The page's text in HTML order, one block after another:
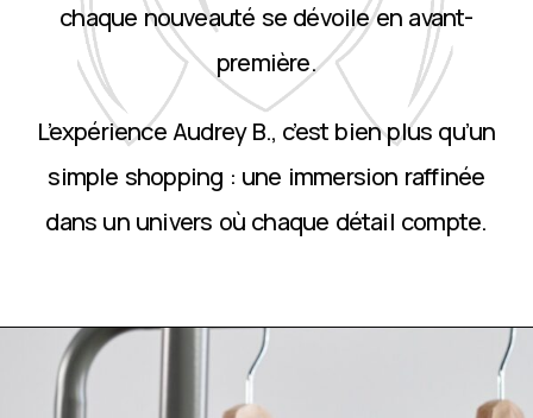
chaque nouveauté se dévoile en avant-
première.
L’expérience Audrey B., c’est bien plus qu’un
simple shopping : une immersion raffinée
dans un univers où chaque détail compte.